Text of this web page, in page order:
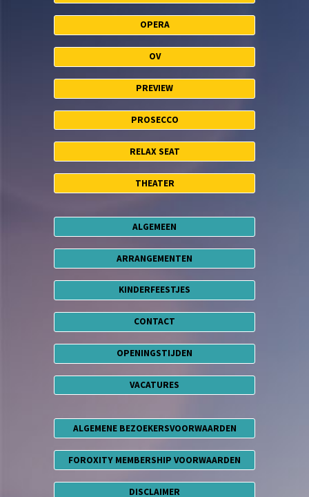
OPERA
OV
PREVIEW
PROSECCO
RELAX SEAT
THEATER
ALGEMEEN
ARRANGEMENTEN
KINDERFEESTJES
CONTACT
OPENINGSTIJDEN
VACATURES
ALGEMENE BEZOEKERSVOORWAARDEN
FOROXITY MEMBERSHIP VOORWAARDEN
DISCLAIMER